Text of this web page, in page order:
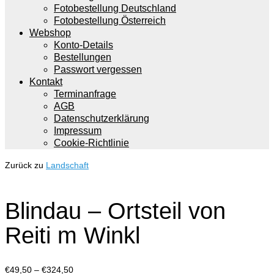
Fotobestellung Deutschland
Fotobestellung Österreich
Webshop
Konto-Details
Bestellungen
Passwort vergessen
Kontakt
Terminanfrage
AGB
Datenschutzerklärung
Impressum
Cookie-Richtlinie
Zurück zu Landschaft
Blindau – Ortsteil von
Reiti m Winkl
€49,50 – €324,50Preisspanne: